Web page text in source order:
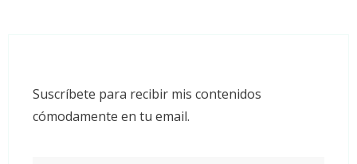
Suscríbete para recibir mis contenidos
cómodamente en tu email.